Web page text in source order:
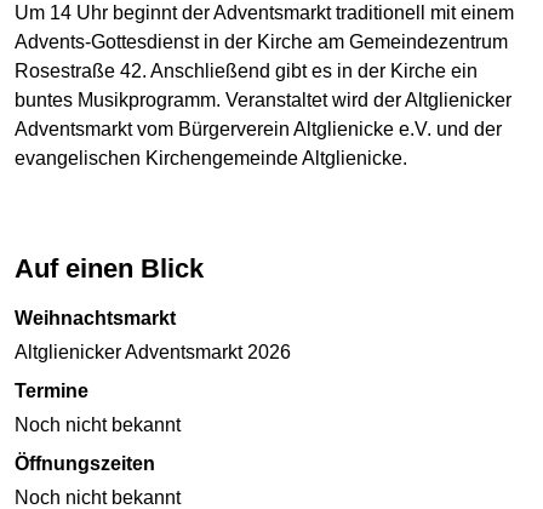
Um 14 Uhr beginnt der Adventsmarkt traditionell mit einem
Advents-Gottesdienst in der Kirche am Gemeindezentrum
Rosestraße 42. Anschließend gibt es in der Kirche ein
buntes Musikprogramm. Veranstaltet wird der Altglienicker
Adventsmarkt vom Bürgerverein Altglienicke e.V. und der
evangelischen Kirchengemeinde Altglienicke.
Auf einen Blick
Weihnachtsmarkt
Altglienicker Adventsmarkt 2026
Termine
Noch nicht bekannt
Öffnungszeiten
Noch nicht bekannt